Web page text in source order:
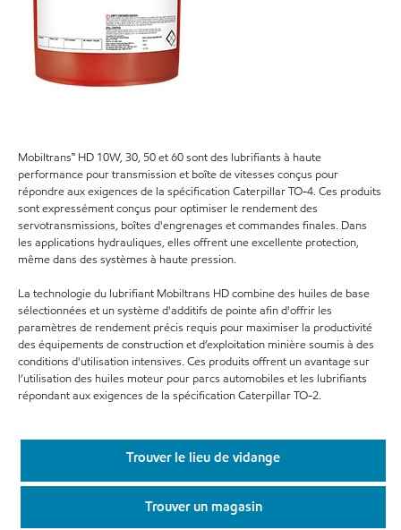
Mobiltrans™ HD 10W, 30, 50 et 60 sont des lubrifiants à haute
performance pour transmission et boîte de vitesses conçus pour
répondre aux exigences de la spécification Caterpillar TO-4. Ces produits
sont expressément conçus pour optimiser le rendement des
servotransmissions, boîtes d'engrenages et commandes finales. Dans
les applications hydrauliques, elles offrent une excellente protection,
même dans des systèmes à haute pression.
La technologie du lubrifiant Mobiltrans HD combine des huiles de base
sélectionnées et un système d'additifs de pointe afin d'offrir les
paramètres de rendement précis requis pour maximiser la productivité
des équipements de construction et d’exploitation minière soumis à des
conditions d'utilisation intensives. Ces produits offrent un avantage sur
l’utilisation des huiles moteur pour parcs automobiles et les lubrifiants
répondant aux exigences de la spécification Caterpillar TO-2.
Trouver le lieu de vidange
Trouver un magasin